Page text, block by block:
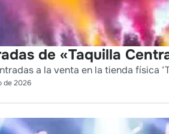
de «Taquilla
a la venta en la tienda física
de 2026